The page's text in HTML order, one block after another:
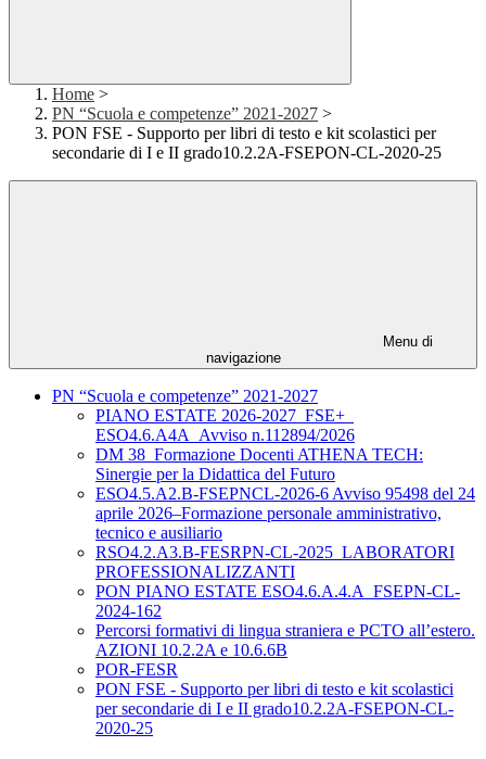
Home >
PN “Scuola e competenze” 2021-2027 >
PON FSE - Supporto per libri di testo e kit scolastici per
secondarie di I e II grado10.2.2A-FSEPON-CL-2020-25
Menu di
navigazione
PN “Scuola e competenze” 2021-2027
PIANO ESTATE 2026-2027_FSE+_
ESO4.6.A4A_Avviso n.112894/2026
DM 38_Formazione Docenti ATHENA TECH:
Sinergie per la Didattica del Futuro
ESO4.5.A2.B-FSEPNCL-2026-6 Avviso 95498 del 24
aprile 2026–Formazione personale amministrativo,
tecnico e ausiliario
RSO4.2.A3.B-FESRPN-CL-2025_LABORATORI
PROFESSIONALIZZANTI
PON PIANO ESTATE ESO4.6.A.4.A_FSEPN-CL-
2024-162
Percorsi formativi di lingua straniera e PCTO all’estero.
AZIONI 10.2.2A e 10.6.6B
POR-FESR
PON FSE - Supporto per libri di testo e kit scolastici
per secondarie di I e II grado10.2.2A-FSEPON-CL-
2020-25